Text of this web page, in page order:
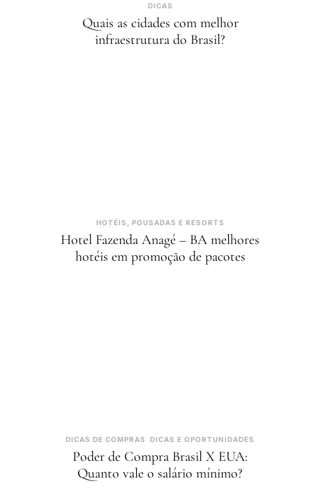
DICAS
Quais as cidades com melhor
infraestrutura do Brasil?
HOTÉIS, POUSADAS E RESORTS
Hotel Fazenda Anagé – BA melhores
hotéis em promoção de pacotes
DICAS DE COMPRAS DICAS E OPORTUNIDADES
Poder de Compra Brasil X EUA:
Quanto vale o salário mínimo?